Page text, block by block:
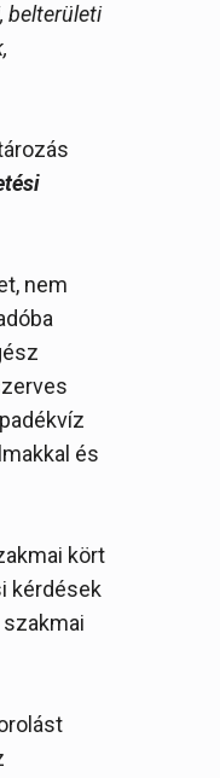
, belterületi
nem
és
kört
kérdések